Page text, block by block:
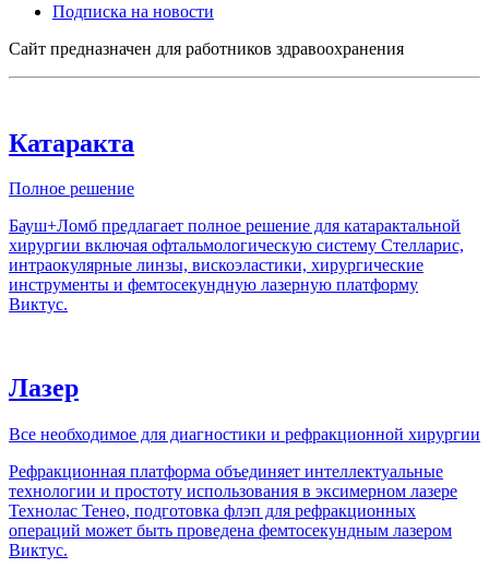
Подписка на новости
Сайт предназначен для работников здравоохранения
Катаракта
Полное решение
Бауш+Ломб предлагает полное решение для катарактальной
хирургии включая офтальмологическую систему Стелларис,
интраокулярные линзы, вискоэластики, хирургические
инструменты и фемтосекундную лазерную платформу
Виктус.
Лазер
Все необходимое для диагностики и рефракционной хирургии
Рефракционная платформа объединяет интеллектуальные
технологии и простоту использования в эксимерном лазере
Технолас Тенео, подготовка флэп для рефракционных
операций может быть проведена фемтосекундным лазером
Виктус.